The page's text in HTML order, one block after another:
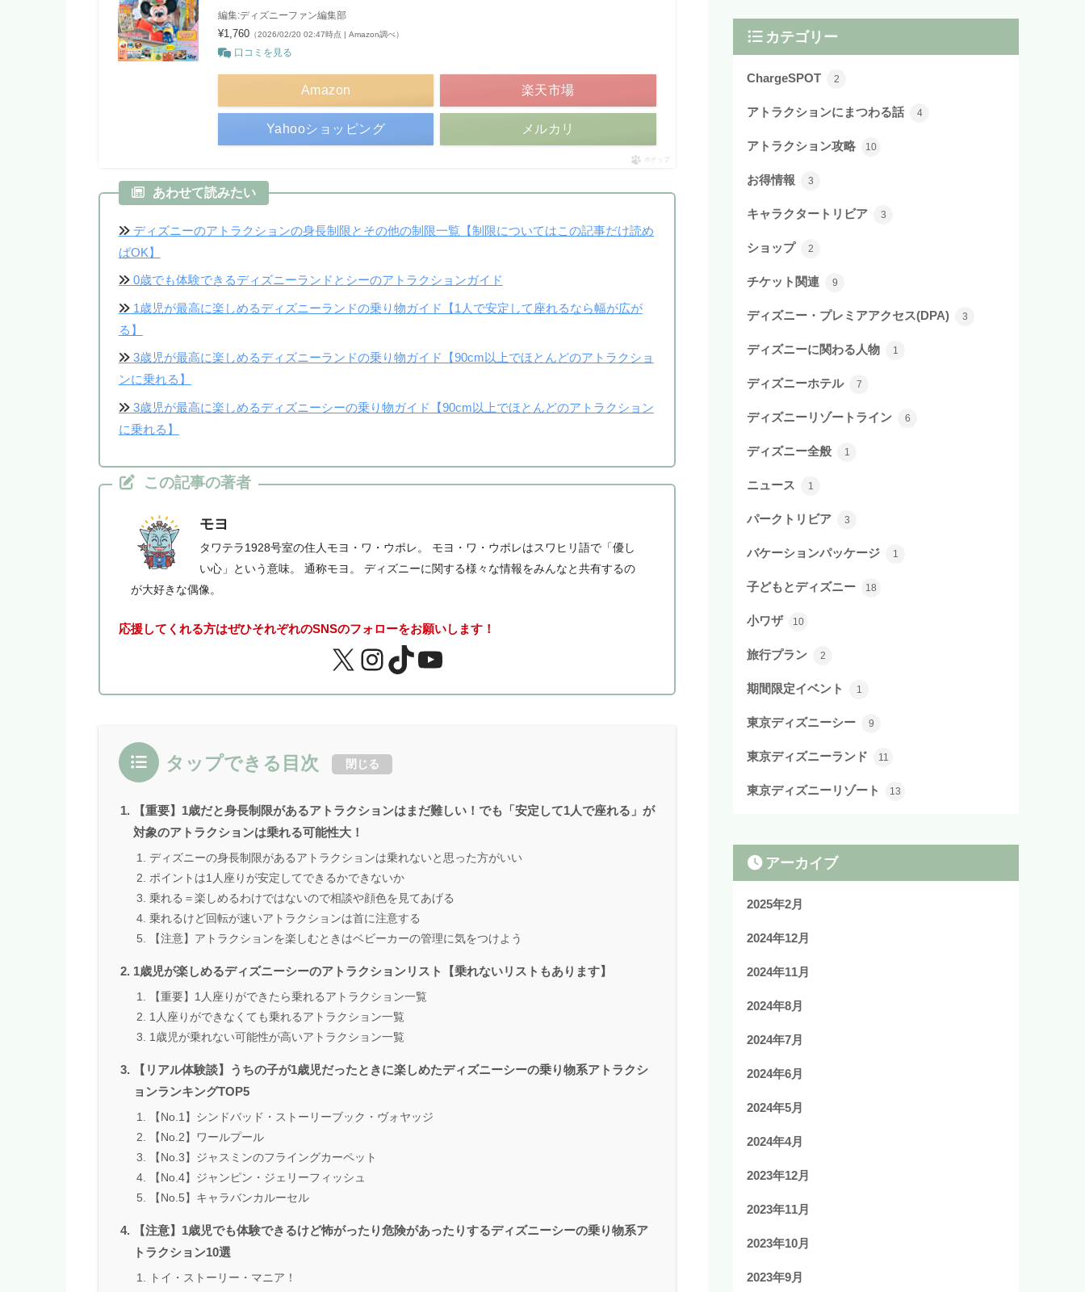
編集:ディズニーファン編集部
¥1,760 （2026/02/20 02:47時点 | Amazon調べ）
口コミを見る
Amazon 楽天市場
Yahooショッピング メルカリ
ポチップ
あわせて読みたい
ディズニーのアトラクションの身長制限とその他の制限一覧【制限についてはこの記事だけ読め
ばOK】
0歳でも体験できるディズニーランドとシーのアトラクションガイド
1歳児が最高に楽しめるディズニーランドの乗り物ガイド【1人で安定して座れるなら幅が広が
る】
3歳児が最高に楽しめるディズニーランドの乗り物ガイド【90cm以上でほとんどのアトラクショ
ンに乗れる】
3歳児が最高に楽しめるディズニーシーの乗り物ガイド【90cm以上でほとんどのアトラクション
に乗れる】
この記事の著者
モヨ
タワテラ1928号室の住人モヨ・ワ・ウポレ。 モヨ・ワ・ウポレはスワヒリ語で「優し
い心」という意味。 通称モヨ。 ディズニーに関する様々な情報をみんなと共有するの
が大好きな偶像。
応援してくれる方はぜひそれぞれのSNSのフォローをお願いします！
タップできる目次 閉じる
【重要】1歳だと身長制限があるアトラクションはまだ難しい！でも「安定して1人で座れる」が
対象のアトラクションは乗れる可能性大！
ディズニーの身長制限があるアトラクションは乗れないと思った方がいい
ポイントは1人座りが安定してできるかできないか
乗れる＝楽しめるわけではないので相談や顔色を見てあげる
乗れるけど回転が速いアトラクションは首に注意する
【注意】アトラクションを楽しむときはベビーカーの管理に気をつけよう
1歳児が楽しめるディズニーシーのアトラクションリスト【乗れないリストもあります】
【重要】1人座りができたら乗れるアトラクション一覧
1人座りができなくても乗れるアトラクション一覧
1歳児が乗れない可能性が高いアトラクション一覧
【リアル体験談】うちの子が1歳児だったときに楽しめたディズニーシーの乗り物系アトラクシ
ョンランキングTOP5
【No.1】シンドバッド・ストーリーブック・ヴォヤッジ
【No.2】ワールプール
【No.3】ジャスミンのフライングカーペット
【No.4】ジャンピン・ジェリーフィッシュ
【No.5】キャラバンカルーセル
【注意】1歳児でも体験できるけど怖がったり危険があったりするディズニーシーの乗り物系ア
トラクション10選
トイ・ストーリー・マニア！
カテゴリー
ChargeSPOT 2
アトラクションにまつわる話 4
アトラクション攻略 10
お得情報 3
キャラクタートリビア 3
ショップ 2
チケット関連 9
ディズニー・プレミアアクセス(DPA) 3
ディズニーに関わる人物 1
ディズニーホテル 7
ディズニーリゾートライン 6
ディズニー全般 1
ニュース 1
パークトリビア 3
バケーションパッケージ 1
子どもとディズニー 18
小ワザ 10
旅行プラン 2
期間限定イベント 1
東京ディズニーシー 9
東京ディズニーランド 11
東京ディズニーリゾート 13
アーカイブ
2025年2月
2024年12月
2024年11月
2024年8月
2024年7月
2024年6月
2024年5月
2024年4月
2023年12月
2023年11月
2023年10月
2023年9月